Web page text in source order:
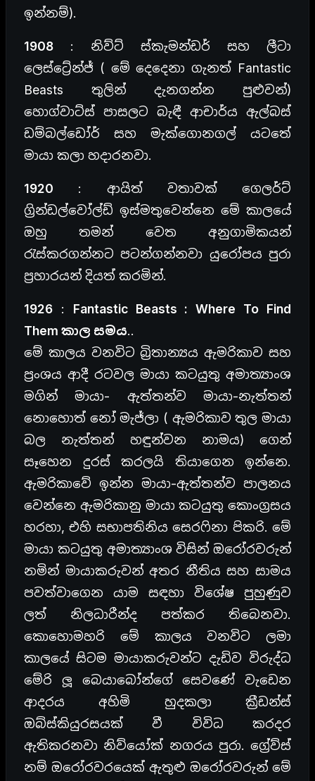
ඉන්නම්).
1908 : නිව්ට් ස්කැමන්ඩර් සහ ලීටා
ලෙස්ට්‍රේන්ජ් ( මේ දෙදෙනා ගැනත් Fantastic
Beasts තුලින් දැනගන්න පුළුවන්)
හොග්වාට්ස් පාසලට බැඳී ආචාර්ය ඇල්බස්
ඩම්බල්ඩෝර් සහ මැක්ගොනගල් යටතේ
මායා කලා හදාරනවා.
1920 : ආයිත් වතාවක් ගෙලර්ට්
ග්‍රින්ඩල්වෝල්ඩ් ඉස්මතුවෙන්නෙ මේ කාලයේ
ඔහු තමන් වෙත අනුගාමිකයන්
රැස්කරගන්නට පටන්ගන්නවා යුරෝපය පුරා
ප්‍රහාරයන් දියත් කරමින්.
1926 : Fantastic Beasts : Where To Find
Them කාල සමය..
මේ කාලය වනවිට බ්‍රිතාන්‍යය ඇමරිකාව සහ
ප්‍රංශය ආදී රටවල මායා කටයුතු අමාත්‍යාංශ
මගින් මායා- ඇත්තන්ව මායා-නැත්තන්
නොහොත් නෝ මැජ්ලා ( ඇමරිකාව තුල මායා
බල නැත්තන් හඳුන්වන නාමය) ගෙන්
සෑහෙන දුරස් කරලයි තියාගෙන ඉන්නෙ.
ඇමරිකාවේ ඉන්න මායා-ඇත්තන්ව පාලනය
වෙන්නෙ ඇමරිකානු මායා කටයුතු කොංග්‍රසය
හරහා, එහි සභාපතිනිය සෙරෆිනා පිකරි. මේ
මායා කටයුතු අමාත්‍යාංශ විසින් ඔරෝරවරුන්
නමින් මායාකරුවන් අතර නීතිය සහ සාමය
පවත්වාගෙන යාම සඳහා විශේෂ පුහුණුව
ලත් නිලධාරීන්ද පත්කර තිබෙනවා.
කොහොමහරි මේ කාලය වනවිට ලමා
කාලයේ සිටම මායාකරුවන්ට දැඩිව විරුද්ධ
මේරි ලූ බෙයාබෝන්ගේ සෙවණේ වැඩෙන
ආදරය අහිමි හුදකලා ක්‍රීඩන්ස්
ඔබ්ස්කියුරසයක් වී විවිධ කරදර
ඇතිකරනවා නිව්යෝක් නගරය පුරා. ග්‍රේව්ස්
නම් ඔරෝරවරයෙක් ඇතුළු ඔරෝරවරුන් මේ